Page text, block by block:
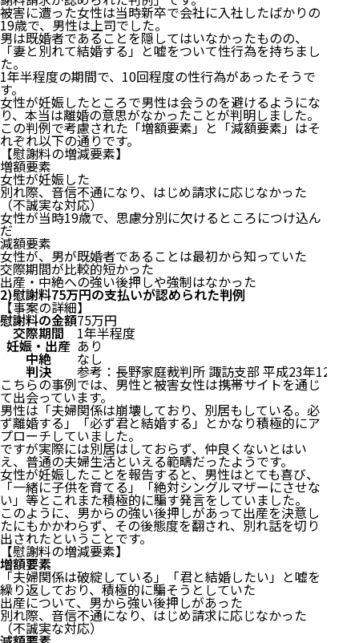
被害に遭った女性は当時新卒で会社に入社したばかりの
19歳で、男性は上司でした。
男は既婚者であることを隠してはいなかったものの、
「妻と別れて結婚する」と嘘をついて性行為を持ちまし
た。
1年半程度の期間で、10回程度の性行為があったそうで
す。
女性が妊娠したところで男性は会うのを避けるようにな
り、本当は離婚の意思がなかったことが判明しました。
この判例で考慮された「増額要素」と「減額要素」はそ
れぞれ以下の通りです。
【慰謝料の増減要素】
増額要素
女性が妊娠した
別れ際、音信不通になり、はじめ請求に応じなかった
（不誠実な対応）
女性が当時19歳で、思慮分別に欠けるところにつけ込ん
だ
減額要素
女性が、男が既婚者であることは最初から知っていた
交際期間が比較的短かった
出産・中絶への強い後押しや強制はなかった
2)慰謝料75万円の支払いが認められた判例
【事案の詳細】
慰謝料の金額75万円
交際期間 1年半程度
妊娠・出産 あり
中絶 なし
判決 参考： 長野家庭裁判所 諏訪支部 平成23年12月
こちらの事例では、男性と被害女性は携帯サイトを通じ
て出会っています。
男性は「夫婦関係は崩壊しており、別居もしている。必
ず離婚する」「必ず君と結婚する」とかなり積極的にア
プローチしていました。
ですが実際には別居はしておらず、仲良くないとはい
え、普通の夫婦生活といえる範疇だったようです。
女性が妊娠したことを報告すると、男性はとても喜び、
「一緒に子供を育てる」「絶対シングルマザーにさせな
い」等とこれまた積極的に騙す発言をしていました。
このように、男からの強い後押しがあって出産を決意し
たにもかかわらず、その後態度を翻され、別れ話を切り
出されたということです。
【慰謝料の増減要素】
増額要素
「夫婦関係は破綻している」「君と結婚したい」と嘘を
繰り返しており、積極的に騙そうとしていた
出産について、男から強い後押しがあった
別れ際、音信不通になり、はじめ請求に応じなかった
（不誠実な対応）